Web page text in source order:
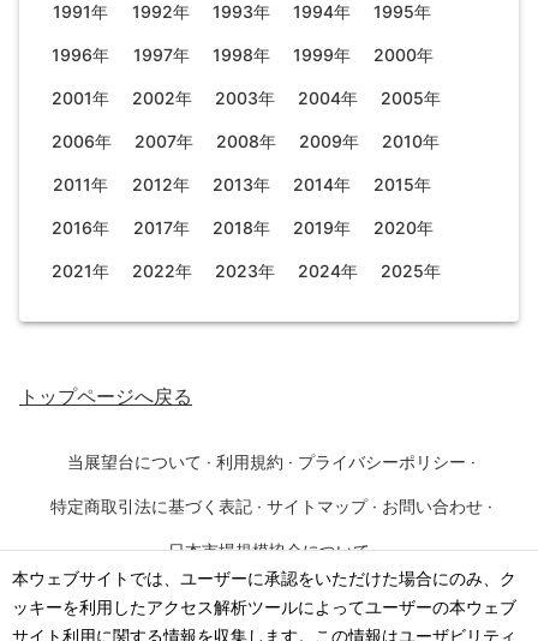
本ウェブサイトでは、ユーザーに承認をいただけた場合にのみ、ク
ッキーを利用したアクセス解析ツールによってユーザーの本ウェブ
サイト利用に関する情報を収集します。この情報はユーザビリティ
1991年 1992年 1993年 1994年 1995年
1996年 1997年 1998年 1999年 2000年
2001年 2002年 2003年 2004年 2005年
2006年 2007年 2008年 2009年 2010年
2011年 2012年 2013年 2014年 2015年
2016年 2017年 2018年 2019年 2020年
2021年 2022年 2023年 2024年 2025年
トップページへ戻る
当展望台について · 利用規約 · プライバシーポリシー ·
特定商取引法に基づく表記 · サイトマップ · お問い合わせ ·
日本市場規模協会について
©2026· 一般社団法人 日本市場規模協会